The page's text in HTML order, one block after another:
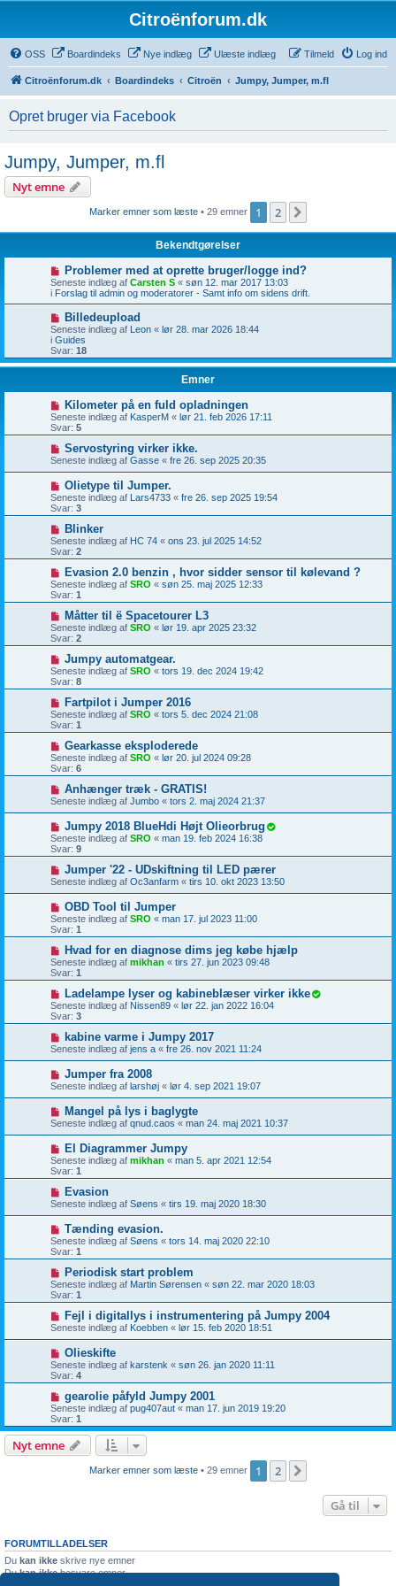
Citroënforum.dk
OSS Boardindeks Nye indlæg Ulæste indlæg Log ind
Tilmeld
Citroënforum.dk Boardindeks Citroën Jumpy, Jumper, m.fl
Opret bruger via Facebook
Jumpy, Jumper, m.fl
Nyt emne
Marker emner som læste • 29 emner 1 2
Bekendtgørelser
Problemer med at oprette bruger/logge ind?
Seneste indlæg af Carsten S « søn 12. mar 2017 13:03
i Forslag til admin og moderatorer - Samt info om sidens drift.
Billedeupload
Seneste indlæg af Leon « lør 28. mar 2026 18:44
i Guides
Svar: 18
Emner
Kilometer på en fuld opladningen
Seneste indlæg af KasperM « lør 21. feb 2026 17:11
Svar: 5
Servostyring virker ikke.
Seneste indlæg af Gasse « fre 26. sep 2025 20:35
Olietype til Jumper.
Seneste indlæg af Lars4733 « fre 26. sep 2025 19:54
Svar: 3
Blinker
Seneste indlæg af HC 74 « ons 23. jul 2025 14:52
Svar: 2
Evasion 2.0 benzin , hvor sidder sensor til kølevand ?
Seneste indlæg af SRO « søn 25. maj 2025 12:33
Svar: 1
Måtter til ë Spacetourer L3
Seneste indlæg af SRO « lør 19. apr 2025 23:32
Svar: 2
Jumpy automatgear.
Seneste indlæg af SRO « tors 19. dec 2024 19:42
Svar: 8
Fartpilot i Jumper 2016
Seneste indlæg af SRO « tors 5. dec 2024 21:08
Svar: 1
Gearkasse eksploderede
Seneste indlæg af SRO « lør 20. jul 2024 09:28
Svar: 6
Anhænger træk - GRATIS!
Seneste indlæg af Jumbo « tors 2. maj 2024 21:37
Jumpy 2018 BlueHdi Højt Olieorbrug
Seneste indlæg af SRO « man 19. feb 2024 16:38
Svar: 9
Jumper '22 - UDskiftning til LED pærer
Seneste indlæg af Oc3anfarm « tirs 10. okt 2023 13:50
OBD Tool til Jumper
Seneste indlæg af SRO « man 17. jul 2023 11:00
Svar: 1
Hvad for en diagnose dims jeg købe hjælp
Seneste indlæg af mikhan « tirs 27. jun 2023 09:48
Svar: 1
Ladelampe lyser og kabineblæser virker ikke
Seneste indlæg af Nissen89 « lør 22. jan 2022 16:04
Svar: 3
kabine varme i Jumpy 2017
Seneste indlæg af jens a « fre 26. nov 2021 11:24
Jumper fra 2008
Seneste indlæg af larshøj « lør 4. sep 2021 19:07
Mangel på lys i baglygte
Seneste indlæg af qnud.caos « man 24. maj 2021 10:37
El Diagrammer Jumpy
Seneste indlæg af mikhan « man 5. apr 2021 12:54
Svar: 1
Evasion
Seneste indlæg af Søens « tirs 19. maj 2020 18:30
Tænding evasion.
Seneste indlæg af Søens « tors 14. maj 2020 22:10
Svar: 1
Periodisk start problem
Seneste indlæg af Martin Sørensen « søn 22. mar 2020 18:03
Svar: 1
Fejl i digitallys i instrumentering på Jumpy 2004
Seneste indlæg af Koebben « lør 15. feb 2020 18:51
Olieskifte
Seneste indlæg af karstenk « søn 26. jan 2020 11:11
Svar: 4
gearolie påfyld Jumpy 2001
Seneste indlæg af pug407aut « man 17. jun 2019 19:20
Svar: 1
Nyt emne
Marker emner som læste • 29 emner 1 2
Gå til
FORUMTILLADELSER
Du kan ikke skrive nye emner
Dukan ikkebesvare emner